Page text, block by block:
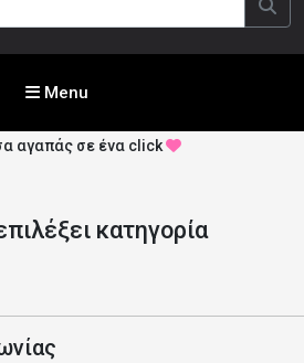
Menu
αγαπάς σε ένα click
κατηγορία